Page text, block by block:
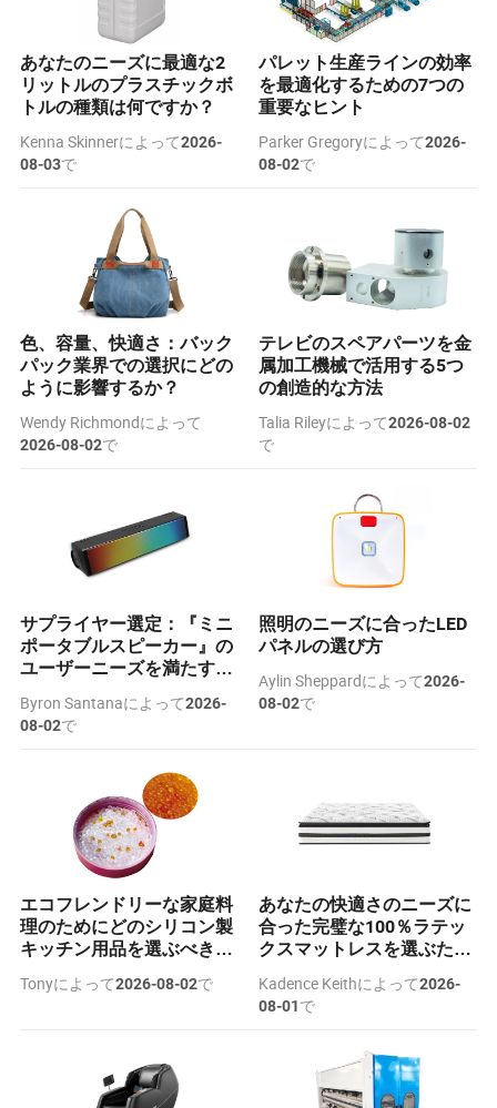
あなたのニーズに最適な2
リットルのプラスチックボ
トルの種類は何ですか？
Kenna Skinnerによって2026-
08-03で
パレット生産ラインの効率
を最適化するための7つの
重要なヒント
Parker Gregoryによって2026-
08-02で
色、容量、快適さ：バック
パック業界での選択にどの
ように影響するか？
Wendy Richmondによって
2026-08-02で
テレビのスペアパーツを金
属加工機械で活用する5つ
の創造的な方法
Talia Rileyによって2026-08-02
で
サプライヤー選定：『ミニ
ポータブルスピーカー』の
ユーザーニーズを満たすた
び方
Byron Santanaによって2026-
08-02で
照明のニーズに合ったLED
パネルの選び方
Aylin Sheppardによって2026-
08-02で
エコフレンドリーな家庭料
理のためにどのシリコン製
キッチン用品を選ぶべきで
Tonyによって2026-08-02で
あなたの快適さのニーズに
合った完璧な100％ラテッ
クスマットレスを選ぶため
Kadence Keithによって2026-
08-01で